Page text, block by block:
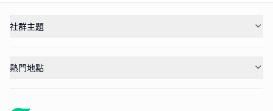
社群主題
熱門地點